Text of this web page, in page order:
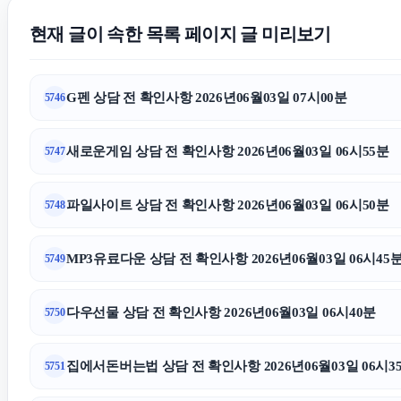
현재 글이 속한 목록 페이지 글 미리보기
5746G펜 상담 전 확인사항 2026년06월03일 07시00분
5747새로운게임 상담 전 확인사항 2026년06월03일 06시55분
5748파일사이트 상담 전 확인사항 2026년06월03일 06시50분
5749MP3유료다운 상담 전 확인사항 2026년06월03일 06시45
5750다우선물 상담 전 확인사항 2026년06월03일 06시40분
5751 집에서돈버는법 상담 전 확인사항 2026년06월03일 06시